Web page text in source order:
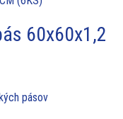
60x60x1,2